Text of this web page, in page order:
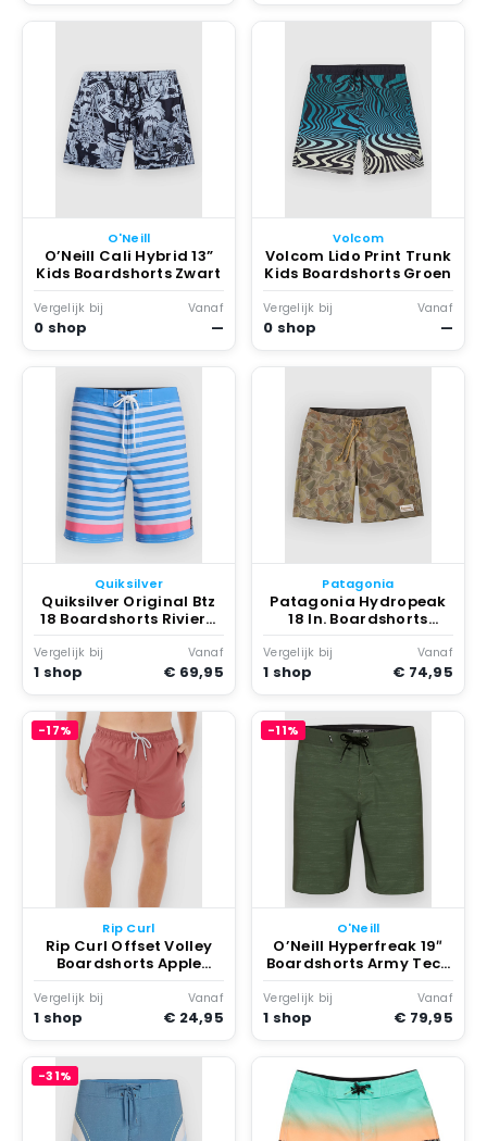
O'Neill
O’Neill Cali Hybrid 13”
Kids Boardshorts Zwart
Vergelijk bij
0 shop
Vanaf
—
Volcom
Volcom Lido Print Trunk
Kids Boardshorts Groen
Vergelijk bij
0 shop
Vanaf
—
Quiksilver
Quiksilver Original Btz
18 Boardshorts Riviera
Biarritz Stripe
Vergelijk bij
1 shop
Vanaf
€ 69,95
Patagonia
Patagonia Hydropeak
18 In. Boardshorts
Coastal Edge/wthd
Vergelijk bij
1 shop
Vanaf
€ 74,95
-17%
Rip Curl
Rip Curl Offset Volley
Boardshorts Apple
Butter
Vergelijk bij
1 shop
Vanaf
€ 24,95
-11%
O'Neill
O’Neill Hyperfreak 19″
Boardshorts Army Tech
Panel
Vergelijk bij
1 shop
Vanaf
€ 79,95
-31%